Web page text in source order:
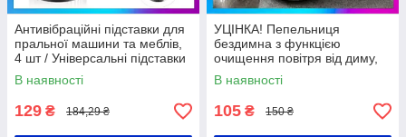
Антивібраційні підставки для
пральної машини та меблів,
4 шт / Універсальні підставки
для побутової техніки
В наявності
129 ₴ 184,29 ₴
УЦІНКА! Пепельниця
бездимна з функцією
очищення повітря від диму,
Сірий/Смарт попільничка для
сигарет/очисник повітря
В наявності
105 ₴ 150 ₴